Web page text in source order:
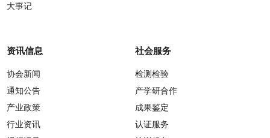
大事记
资讯信息
协会新闻
通知公告
产业政策
行业资讯
社会服务
检测检验
产学研合作
成果鉴定
认证服务